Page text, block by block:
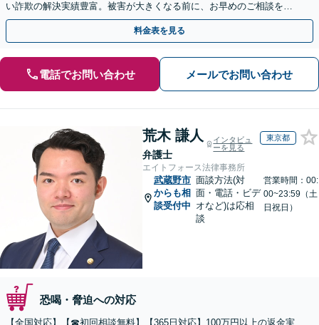
い詐欺の解決実績豊富。被害が大きくなる前に、お早めのご相談を。
セカンドオピニオン・オンラインの対応も可能
料金表を見る
電話でお問い合わせ メールでお問い合わせ
荒木 謙人
弁護士
インタビュ
ーを見る
東京都
エイトフォース法律事務所
武蔵野市
からも相
談受付中
面談方法(対
面・電話・ビデ
オなど)は応相
談
営業時間：00:
00~23:59（土
日祝日）
恐喝・脅迫への対応
【全国対応】【☎︎初回相談無料】【365日対応】100万円以上の返金実